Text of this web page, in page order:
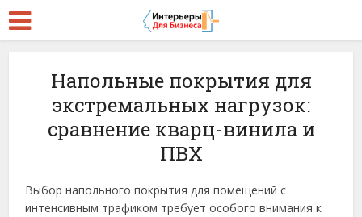
Напольные покрытия для
экстремальных нагрузок:
сравнение кварц-винила и
ПВХ
Выбор напольного покрытия для помещений с
интенсивным трафиком требует особого внимания к